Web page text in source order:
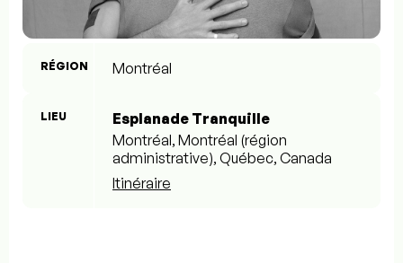
RÉGION Montréal
LIEU
Esplanade Tranquille
Montréal, Montréal (région
administrative), Québec, Canada
Itinéraire